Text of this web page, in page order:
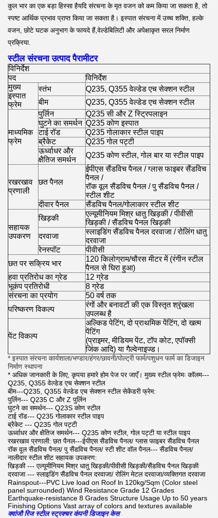
कुल भार का एक बड़ा हिस्सा हैयदि संरचना के मृत वजन को कम किया जा सकता है, तो
स्पष्ट आर्थिक प्रभाव प्राप्त किया जा सकता है। इस्पात संरचना में उच्च शक्ति, हल्के
वजन, छोटे घटक अनुभाग के फायदे हैं,वेल्डेबिलिटी और अपेक्षाकृत सरल निर्माण
प्रक्रिया.
स्टील संरचना उत्पाद पैरामीटर
विनिर्देश
पद
विनिर्देश
मुख्य
इस्पात
फ्रेम
स्तंभ
Q235, Q355 वेल्डेड एच सेक्शन स्टील
बीम
Q235, Q355 वेल्डेड एच सेक्शन स्टील
माध्यमिक
फ्रेम
पुर्लिन
Q235 सी और Z स्ट्रिपलाइन
घुटने का समर्थन Q235 कोण इस्पात
टाई रॉड
Q235 गोलाकार स्टील पाइप
ब्रैकेट
Q235 गोल पट्टी
ऊर्ध्वाधर और
क्षैतिज समर्थन
Q235 कोण स्टील, गोल बार या स्टील पाइप
रखरखाव
प्रणाली
छत पैनल
ईपीएस सैंडविच पैनल / ग्लास फाइबर सैंडविच
पैनल /
रॉक वूल सैंडविच पैनल / पु सैंडविच पैनल /
स्टील शीट
दीवार पैनल
सैंडविच पैनल/गोलाकार स्टील शीट
सहायक
उपकरण
खिड़की
एल्यूमीनियम मिश्र धातु खिड़की / पीवीसी
खिड़की / सैंडविच पैनल खिड़की
दरवाजा
स्लाइडिंग सैंडविच पैनल दरवाजा / रोलिंग धातु
दरवाजा
रेनस्पॉट
पीवीसी
छत पर सक्रिय भार
120 किलोग्राम/चौरस मीटर में (रंगीन स्टील
पैनल से घिरा हुआ)
हवा प्रतिरोध का ग्रेड
12 ग्रेड
भूकंप प्रतिरोधी
8 ग्रेड
संरचना का प्रयोग
50 वर्ष तक
परिष्करण विकल्प
रंगों और बनावटों की एक विस्तृत श्रृंखला
उपलब्ध है
पेंट विकल्प
अल्किड पेटिंग, दो प्राथमिक पेंटिंग, दो खत्म
पेंटिंग
(प्राइमर, मीडियम पेंट, टॉप कोट, एपॉक्सी
जिंक आदि) या गैल्वेनाइज्ड।
* इस्पात संरचना कार्यशाला/भण्डार/हंगर/छावनी/पोल्ट्री फार्म/पशुधन फार्म का डिजाइन
निर्माण स्थापना
* अधिक जानकारी के लिए, कृपया हमारे होम पेज पर जाएँ। मुख्य स्टील फ्रेमः कॉलम---
Q235, Q355 वेल्डेड एच सेक्शन स्टील
बीम---Q235, Q355 वेल्डेड एच सेक्शन स्टील सेकेंडरी फ्रेम:
पुर्लिन--- Q235 C और Z पुर्लिन
घुटने का समर्थन--- Q23S कोण स्टील
टाई रॉड--- Q235 गोलाकार स्टील पाइप
ब्रैकेट --- Q235 गोल पट्टी
ऊर्ध्वाधर और क्षैतिज समर्थन--- Q235 कोण स्टील, गोल पट्टी या स्टील पाइप
रखरखाव प्रणाली: छत पैनल---ईपीएस सैंडविच पैनल/ ग्लास फाइबर सैंडविच पैनल
रॉक वूल सैंडविच पैनल/ पु सैंडविच पैनल/ स्टी शीट वॉल पैनल--- सैंडविच पैनल/
नालीदार स्टील शीट सहायक उपकरण:
खिड़की --- एल्यूमीनियम मिश्र धातु खिड़की/पीवीसी खिड़की/सैंडविच पैनल खिड़की
दरवाजा --- स्लाइडिंग सैंडविच पैनल दरवाजा/ रोलिंग मेटल दरवाजा/व्यक्तिगत दरवाजा
Rainspout---PVC Live load on Roof ln 120kg/Sqm (Color steel
panel surrounded) Wind Resistance Grade 12 Grades
Earthquake-resistance 8 Grades Structure Usage Up to 50 years
Finishing Options Vast array of colors and textures available
क्वांजौ रिज स्टील स्ट्रक्चर कंपनी डिजाइन केस